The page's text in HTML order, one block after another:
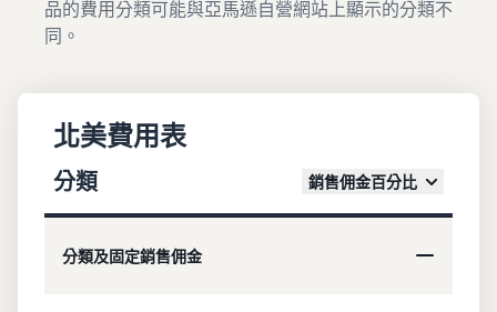
品的費用分類可能與亞馬遜自營網站上顯示的分類不
同。
北美費用表
分類 銷售佣金百分比
分類及固定銷售佣金